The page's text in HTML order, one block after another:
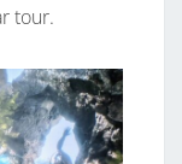
tour.